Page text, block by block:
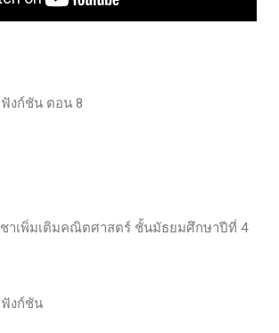
งก์ชัน ตอน 8
ชาเพิ่มเติมคณิตศาสตร์ ชั้นมัธยมศึกษาปีที่ 4
งก์ชัน